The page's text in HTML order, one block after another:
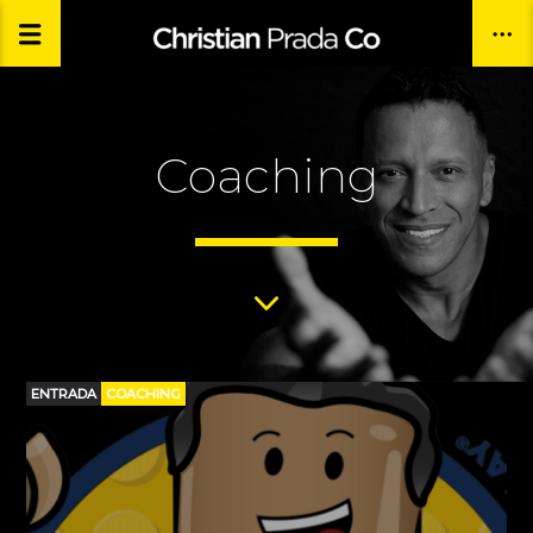
Coaching
ENTRADA COACHING